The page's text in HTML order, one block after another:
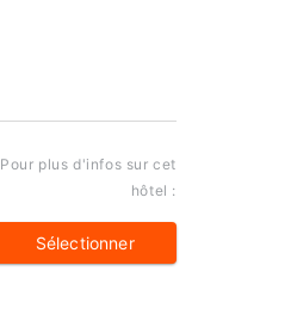
Pour plus d'infos sur cet
hôtel :
Sélectionner